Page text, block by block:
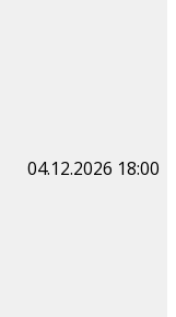
04.12.2026 18:00